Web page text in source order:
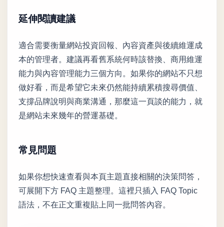
延伸閱讀建議
適合需要衡量網站投資回報、內容資產與後續維運成
本的管理者。建議再看舊系統何時該替換、商用維運
能力與內容管理能力三個方向。如果你的網站不只想
做好看，而是希望它未來仍然能持續累積搜尋價值、
支撐品牌說明與商業溝通，那麼這一頁談的能力，就
是網站未來幾年的營運基礎。
常見問題
如果你想快速查看與本頁主題直接相關的決策問答，
可展開下方 FAQ 主題整理。這裡只插入 FAQ Topic
語法，不在正文重複貼上同一批問答內容。